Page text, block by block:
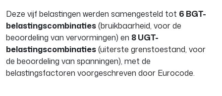
Deze vijf belastingen werden samengesteld tot 6 BGT-
belastingscombinaties(bruikbaarheid, voor de
beoordeling van vervormingen) en 8 UGT-
belastingscombinaties(uiterste grenstoestand, voor
de beoordeling van spanningen), met de
belastingsfactoren voorgeschreven door Eurocode.